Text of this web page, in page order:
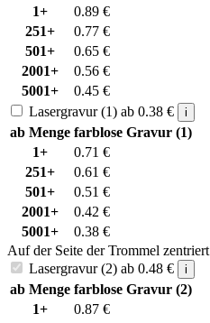
1+
0.89 €
251+
0.77 €
501+
0.65 €
2001+
0.56 €
5001+
0.45 €
Lasergravur (1) ab 0.38 € i
ab Menge farblose Gravur (1)
1+
0.71 €
251+
0.61 €
501+
0.51 €
2001+
0.42 €
5001+
0.38 €
Auf der Seite der Trommel zentriert
Lasergravur (2) ab 0.48 € i
ab Menge farblose Gravur (2)
1+
0.87 €